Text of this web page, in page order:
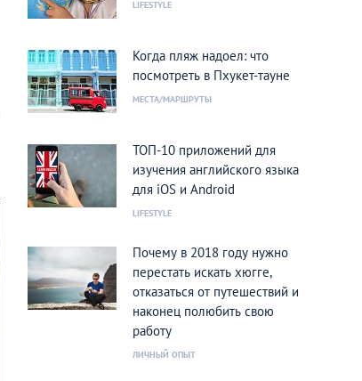
LIFESTYLE
Когда пляж надоел: что
посмотреть в Пхукет-тауне
МЕСТА/МАРШРУТЫ
ТОП-10 приложений для
изучения английского языка
для iOS и Android
LIFESTYLE
Почему в 2018 году нужно
перестать искать хюгге,
отказаться от путешествий и
наконец полюбить свою
работу
ЛИЧНЫЙ ОПЫТ